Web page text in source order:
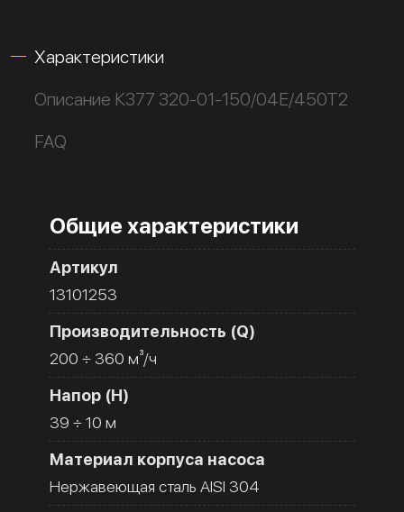
Характеристики
Описание К377 320-01-150/04Е/450Т2
FAQ
Общие характеристики
Артикул
13101253
Производительность (Q)
200 ÷ 360 м³/ч
Напор (H)
39 ÷ 10 м
Материал корпуса насоса
Нержавеющая сталь AISI 304